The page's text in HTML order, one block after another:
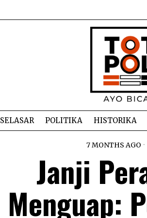
SELASAR POLITIKA HISTORIKA
7 MONTHS AGO
Janji
Menguap: